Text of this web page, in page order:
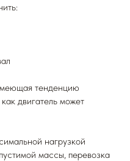
тенденцию
двигатель может
нагрузкой
массы, перевозка